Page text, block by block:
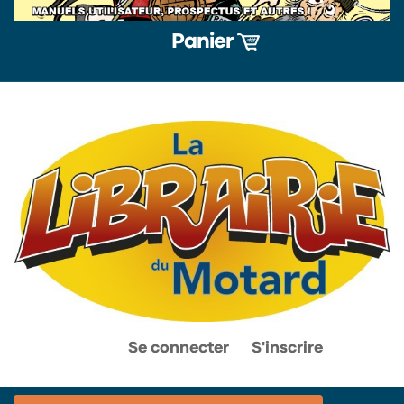
Panier
Se connecter S'inscrire